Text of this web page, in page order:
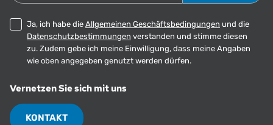
Ja, ich habe die Allgemeinen Geschäftsbedingungen und die
Datenschutzbestimmungen verstanden und stimme diesen
zu. Zudem gebe ich meine Einwilligung, dass meine Angaben
wie oben angegeben genutzt werden dürfen.
Vernetzen Sie sich mit uns
KONTAKT